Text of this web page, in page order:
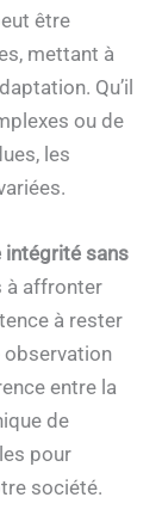
être
mettant à
Qu’il
ou de
les
intégrité sans
à affronter
à rester
observation
entre la
de
pour
société.